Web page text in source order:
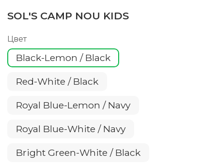
SOL'S CAMP NOU KIDS
Цвет
Black-Lemon / Black
Red-White / Black
Royal Blue-Lemon / Navy
Royal Blue-White / Navy
Bright Green-White / Black